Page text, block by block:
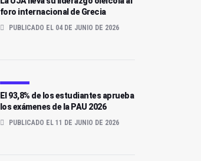
foro internacional de Grecia
PUBLICADO EL 04 DE JUNIO DE 2026
El 93,8% de los estudiantes aprueba
los exámenes de la PAU 2026
PUBLICADO EL 11 DE JUNIO DE 2026